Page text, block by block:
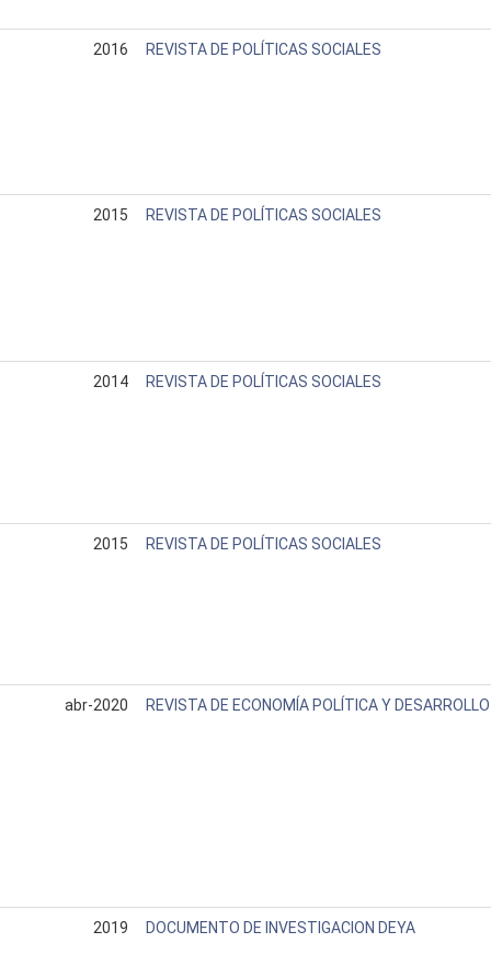
2016 REVISTA DE POLÍTICAS SOCIALES
2015 REVISTA DE POLÍTICAS SOCIALES
2014 REVISTA DE POLÍTICAS SOCIALES
2015 REVISTA DE POLÍTICAS SOCIALES
abr-2020 REVISTA DE ECONOMÍA POLÍTICA Y DESARROLLO
2019 DOCUMENTO DE INVESTIGACION DEYA